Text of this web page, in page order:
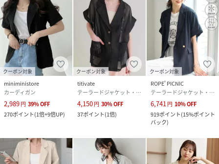
クーポン対象
miniministore
カーディガン
2,989円 39%OFF
270ポイント(1倍+9倍UP)
クーポン対象
titivate
テーラードジャケット・ブレザー
4,150円 30%OFF
37ポイント(1倍)
クーポン対象
ROPE' PICNIC
テーラードジャケット・ブレザー
6,741 円 10%OFF
919ポイント(15%ポイント
バック)